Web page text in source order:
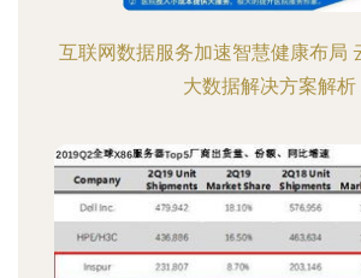
互联网数据服务加速智慧健康布局
大数据解决方案解析